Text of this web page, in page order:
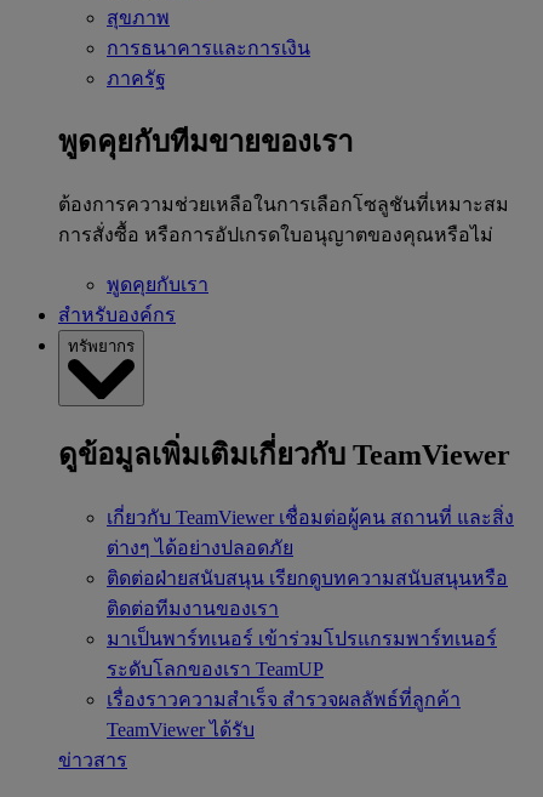
สุขภาพ
การธนาคารและการเงิน
ภาครัฐ
พูดคุยกับทีมขายของเรา
ต้องการความช่วยเหลือในการเลือกโซลูชันที่เหมาะสม
การสั่งซื้อ หรือการอัปเกรดใบอนุญาตของคุณหรือไม่
พูดคุยกับเรา
สำหรับองค์กร
ทรัพยากร
ดูข้อมูลเพิ่มเติมเกี่ยวกับ TeamViewer
เกี่ยวกับ TeamViewer เชื่อมต่อผู้คน สถานที่ และสิ่ง
ต่างๆ ได้อย่างปลอดภัย
ติดต่อฝ่ายสนับสนุน เรียกดูบทความสนับสนุนหรือ
ติดต่อทีมงานของเรา
มาเป็นพาร์ทเนอร์ เข้าร่วมโปรแกรมพาร์ทเนอร์
ระดับโลกของเรา TeamUP
เรื่องราวความสำเร็จ สำรวจผลลัพธ์ที่ลูกค้า
TeamViewer ได้รับ
ข่าวสาร